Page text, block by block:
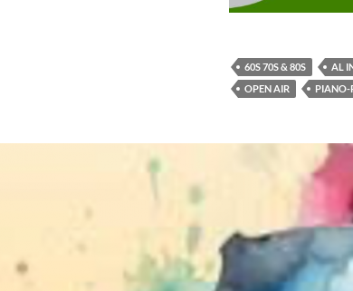
60S 70S & 80S AL
OPEN AIR
PIANO-